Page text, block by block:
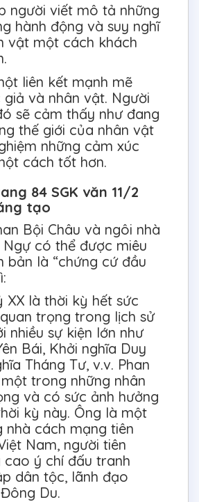
người viết mô tả những
hành động và suy nghĩ
vật một cách khách
liên kết mạnh mẽ
giả và nhân vật. Người
sẽ cảm thấy như đang
thế giới của nhân vật
những cảm xúc
cách tốt hơn.
84 SGK văn 11/2
tạo
Bội Châu và ngôi nhà
có thể được miêu
bản là “chứng cứ đầu
XX là thời kỳ hết sức
trọng trong lịch sử
nhiều sự kiện lớn như
Bái, Khởi nghĩa Duy
Tháng Tư, v.v. Phan
trong những nhân
và có sức ảnh hưởng
kỳ này. Ông là một
nhà cách mạng tiên
Nam, người tiên
cao ý chí đấu tranh
dân tộc, lãnh đạo
Du.